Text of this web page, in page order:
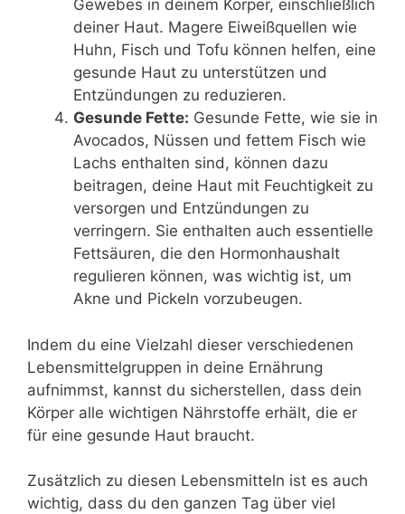
Gewebes in deinem Körper, einschließlich
deiner Haut. Magere Eiweißquellen wie
Huhn, Fisch und Tofu können helfen, eine
gesunde Haut zu unterstützen und
Entzündungen zu reduzieren.
Gesunde Fette: Gesunde Fette, wie sie in
Avocados, Nüssen und fettem Fisch wie
Lachs enthalten sind, können dazu
beitragen, deine Haut mit Feuchtigkeit zu
versorgen und Entzündungen zu
verringern. Sie enthalten auch essentielle
Fettsäuren, die den Hormonhaushalt
regulieren können, was wichtig ist, um
Akne und Pickeln vorzubeugen.
Indem du eine Vielzahl dieser verschiedenen
Lebensmittelgruppen in deine Ernährung
aufnimmst, kannst du sicherstellen, dass dein
Körper alle wichtigen Nährstoffe erhält, die er
für eine gesunde Haut braucht.
Zusätzlich zu diesen Lebensmitteln ist es auch
wichtig, dass du den ganzen Tag über viel